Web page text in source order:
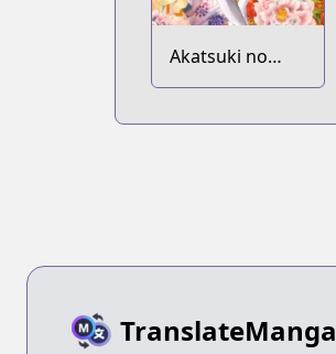
Akatsuki no
Yona
TranslateManga